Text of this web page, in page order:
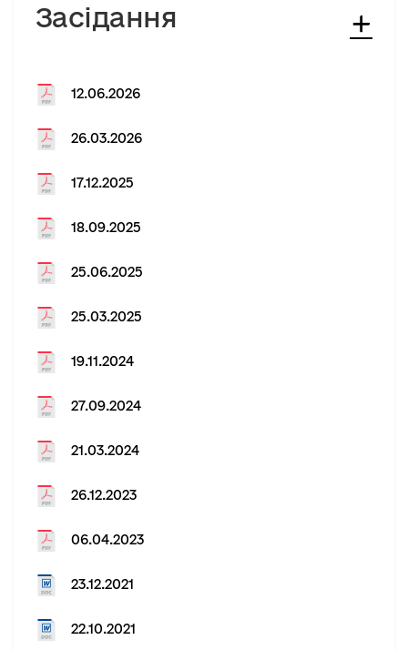
Засідання
12.06.2026
26.03.2026
17.12.2025
18.09.2025
25.06.2025
25.03.2025
19.11.2024
27.09.2024
21.03.2024
26.12.2023
06.04.2023
23.12.2021
22.10.2021